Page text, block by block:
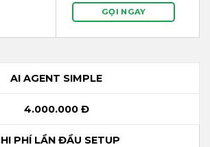
GỌI NGAY
AI AGENT SIMPLE
4.000.000 Đ
PHÍ LẦN ĐẦU SETUP